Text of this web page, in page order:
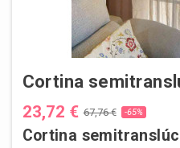
Cortina
23,72 € 67,76 € -65%
Cortina